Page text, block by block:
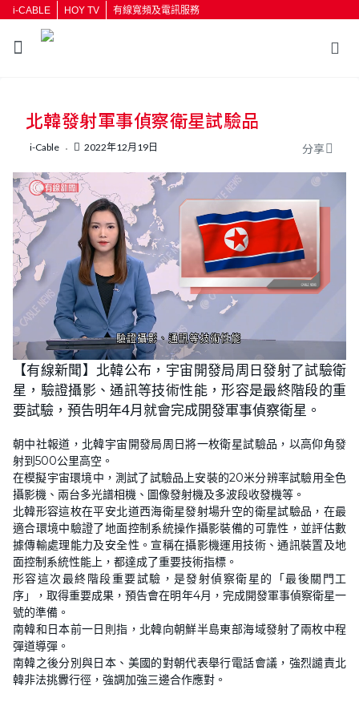
i-CABLE HOY TV 有線寬頻及電訊服務
按輸入鍵開始搜尋
北韓發射軍事偵察衛星試驗品
i-Cable 2022年12月19日 分享
U
n
m
t
e
L
o
a
d
e
d
:
5
3
【有線新聞】北韓公布，宇宙開發局周日發射了試驗衛
星，驗證攝影、通訊等技術性能，形容是最終階段的重
要試驗，預告明年4月就會完成開發軍事偵察衛星。
朝中社報道，北韓宇宙開發局周日將一枚衛星試驗品，以高仰角發
射到500公里高空。
在模擬宇宙環境中，測試了試驗品上安裝的20米分辨率試驗用全色
攝影機、兩台多光譜相機、圖像發射機及多波段收發機等。
北韓形容這枚在平安北道西海衛星發射場升空的衛星試驗品，在最
適合環境中驗證了地面控制系統操作攝影裝備的可靠性，並評估數
據傳輸處理能力及安全性。宣稱在攝影機運用技術、通訊裝置及地
面控制系統性能上，都達成了重要技術指標。
形容這次最終階段重要試驗，是發射偵察衛星的「最後關門工
序」，取得重要成果，預告會在明年4月，完成開發軍事偵察衛星一
號的準備。
南韓和日本前一日則指，北韓向朝鮮半島東部海域發射了兩枚中程
彈道導彈。
南韓之後分別與日本、美國的對朝代表舉行電話會議，強烈譴責北
韓非法挑釁行徑，強調加強三邊合作應對。